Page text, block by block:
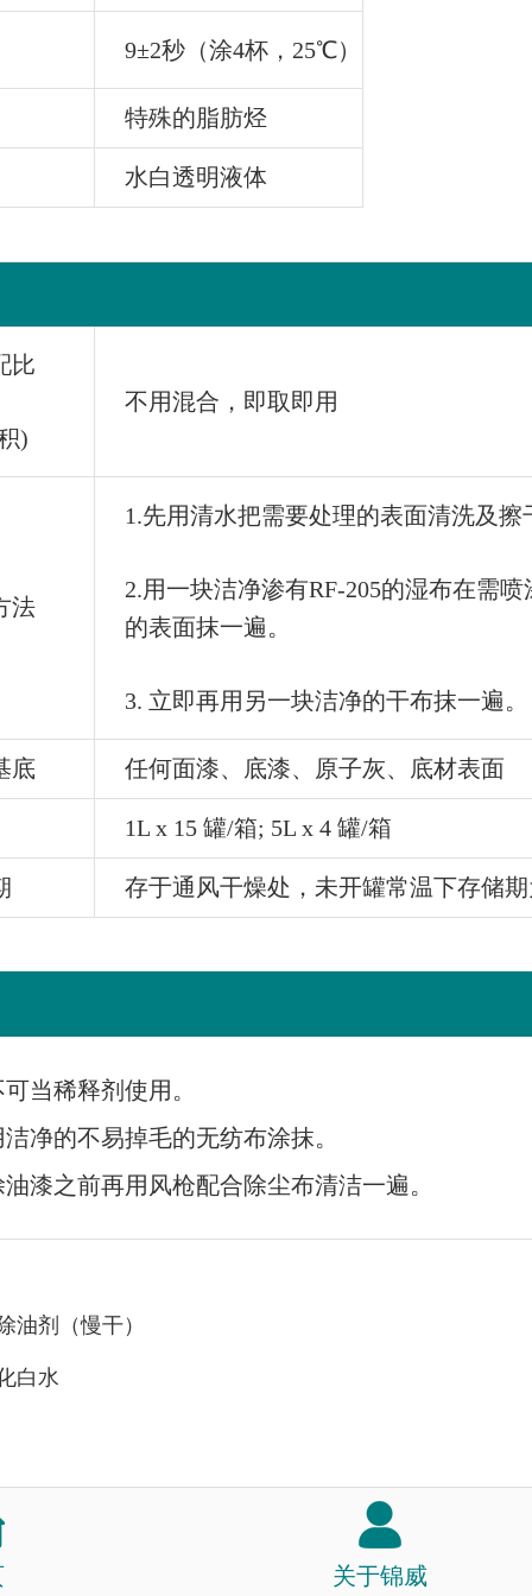
9±2秒（涂4杯，25℃）
特殊的脂肪烃
水白透明液体
比
)
不用混合，即取即用
法
1.先用清水把需要处理的表面清洗及擦
2.用一块洁净渗有RF-205的湿布在需喷
的表面抹一遍。
3. 立即再用另一块洁净的干布抹一遍。
底 任何面漆、底漆、原子灰、底材表面
1L x 15 罐/箱; 5L x 4 罐/箱
存于通风干燥处，未开罐常温下存储
当稀释剂使用。
净的不易掉毛的无纺布涂抹。
油漆之前再用风枪配合除尘布清洁一遍。
油剂（慢干）
白水
关于锦威